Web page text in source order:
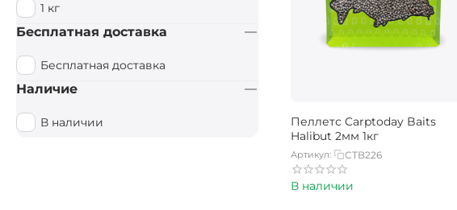
Пеллетс Carptoday Baits
Halibut 2мм 1кг
Артикул: CTB226
В наличии
1 кг
Бесплатная доставка
Бесплатная доставка
Наличие
В наличии